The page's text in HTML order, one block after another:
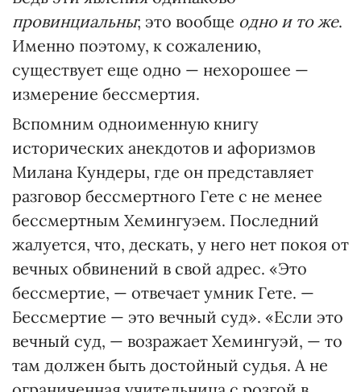
провинциальны; это вообще одно и то же.
Именно поэтому, к сожалению,
существует еще одно — нехорошее —
измерение бессмертия.
Вспомним одноименную книгу
исторических анекдотов и афоризмов
Милана Кундеры, где он представляет
разговор бессмертного Гете с не менее
бессмертным Хемингуэем. Последний
жалуется, что, дескать, у него нет покоя от
вечных обвинений в свой адрес. «Это
бессмертие, — отвечает умник Гете. —
Бессмертие — это вечный суд». «Если это
вечный суд, — возражает Хемингуэй, — то
там должен быть достойный судья. А не